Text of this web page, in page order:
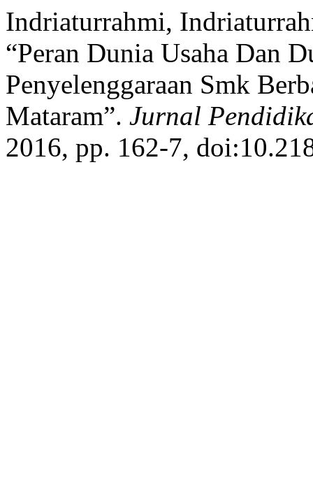
Indriaturrahmi,
“Peran Dunia Usaha Dan
Penyelenggaraan Smk
Mataram”. Jurnal
2016, pp. 162-7,